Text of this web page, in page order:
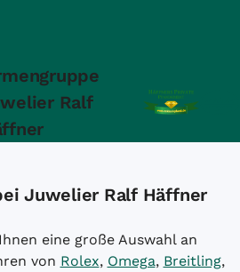
Ralf
Juwelier Ralf Häffner
eine große Auswahl an
von Rolex, Omega, Breitling,